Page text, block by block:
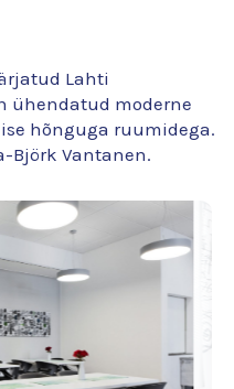
Lahti
ühendatud moderne
hõnguga ruumidega.
Björk Vantanen.